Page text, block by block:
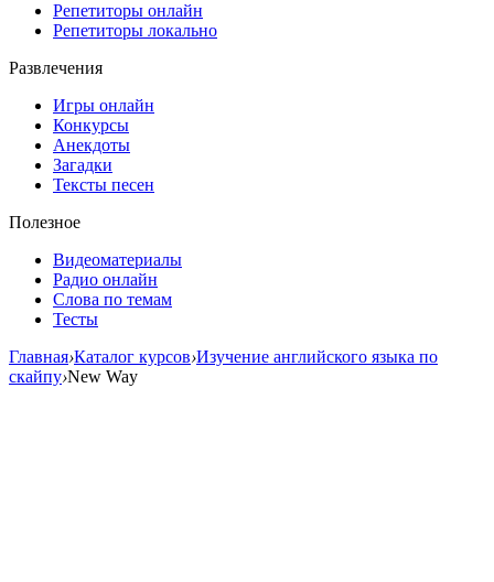
Репетиторы онлайн
Репетиторы локально
Развлечения
Игры онлайн
Конкурсы
Анекдоты
Загадки
Тексты песен
Полезное
Видеоматериалы
Радио онлайн
Слова по темам
Тесты
Главная›Каталог курсов›Изучение английского языка по
cкайпу›New Way